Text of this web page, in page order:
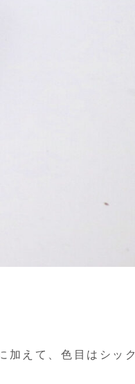
加えて、色目はシック